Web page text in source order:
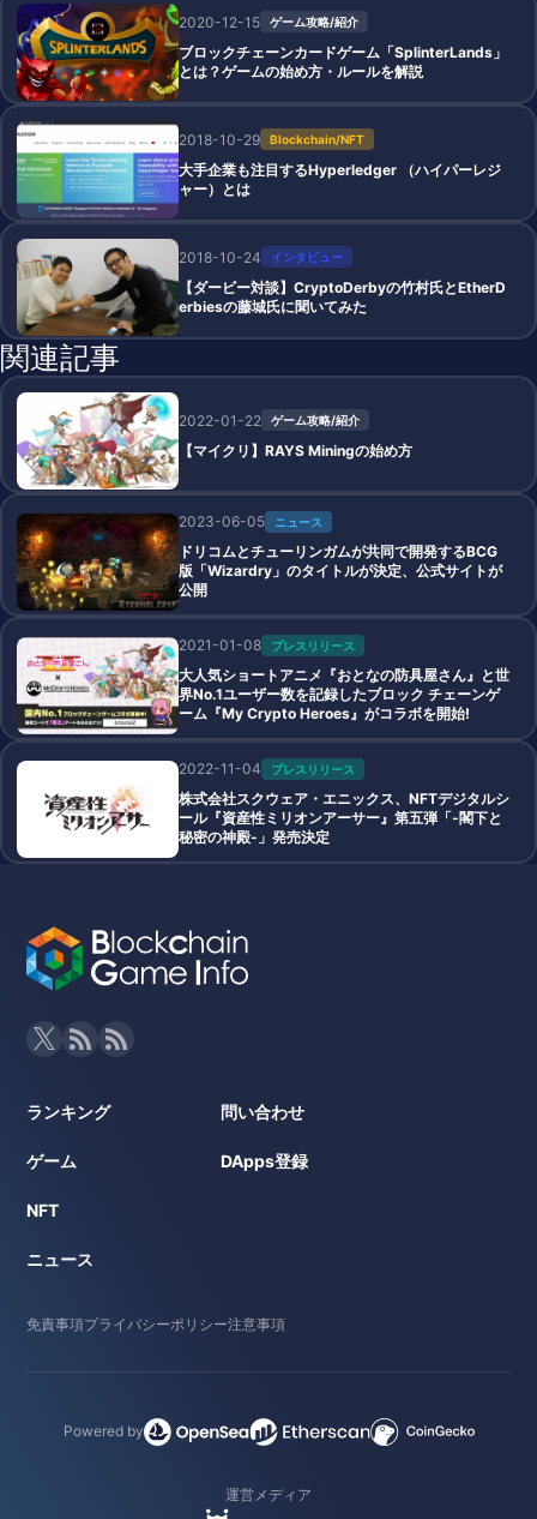
2020-12-15 ゲーム攻略/紹介
ブロックチェーンカードゲーム「SplinterLands」
とは？ゲームの始め方・ルールを解説
2018-10-29 Blockchain/NFT
大手企業も注目するHyperledger （ハイパーレジ
ャー）とは
2018-10-24 インタビュー
【ダービー対談】CryptoDerbyの竹村氏とEtherD
erbiesの藤城氏に聞いてみた
関連記事
2022-01-22 ゲーム攻略/紹介
【マイクリ】RAYS Miningの始め方
2023-06-05 ニュース
ドリコムとチューリンガムが共同で開発するBCG
版「Wizardry」のタイトルが決定、公式サイトが
公開
2021-01-08 プレスリリース
大人気ショートアニメ『おとなの防具屋さん』と世
界No.1ユーザー数を記録したブロック チェーンゲ
ーム『My Crypto Heroes』がコラボを開始!
2022-11-04 プレスリリース
株式会社スクウェア・エニックス、NFTデジタルシ
ール『資産性ミリオンアーサー』第五弾「-閣下と
秘密の神殿-」発売決定
ランキング
ゲーム
NFT
ニュース
問い合わせ
DApps登録
免責事項プライバシーポリシー注意事項
Powered by
運営メディア